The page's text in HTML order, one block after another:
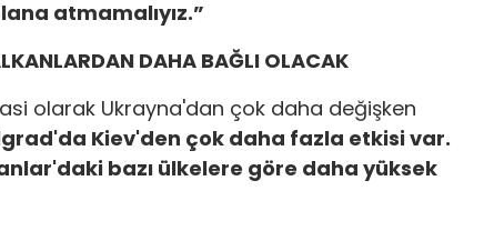
atmamalıyız.”
DAHA BAĞLI OLACAK
olarak Ukrayna'dan çok daha değişken
Kiev'den çok daha fazla etkisi var.
bazı ülkelere göre daha yüksek